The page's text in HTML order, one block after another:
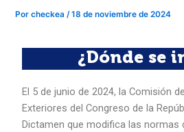
Porcheckea/18 de noviembre de 2024
¿Dónde se
El 5 de junio de 2024, la Comisión
Exteriores del Congreso de la
Dictamen que modifica las normas